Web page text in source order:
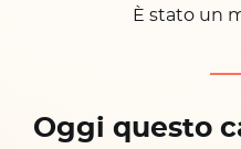
È stato un
Oggi questo